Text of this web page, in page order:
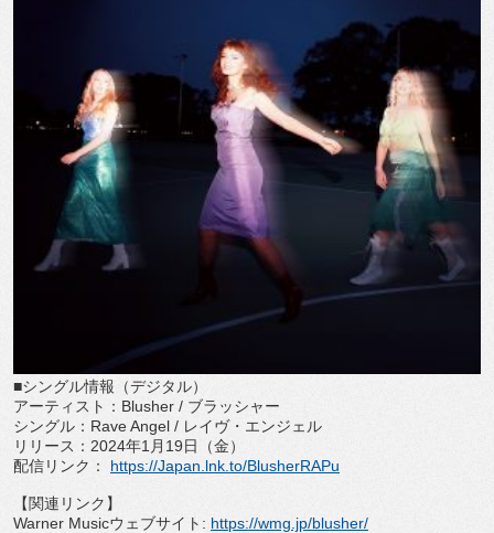
■シングル情報（デジタル）
アーティスト：Blusher / ブラッシャー
シングル：Rave Angel / レイヴ・エンジェル
リリース：2024年1月19日（金）
配信リンク： https://Japan.lnk.to/BlusherRAPu
【関連リンク】
Warner Musicウェブサイト: https://wmg.jp/blusher/